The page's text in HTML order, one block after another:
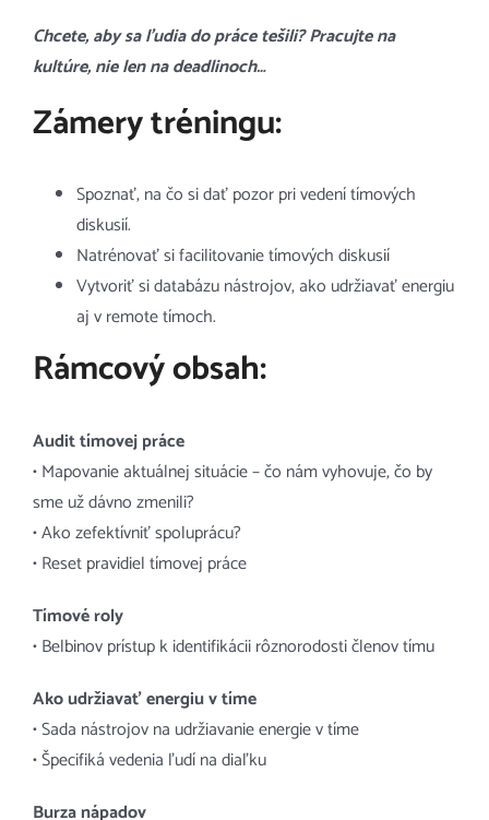
Chcete, aby sa ľudia do práce tešili? Pracujte na
kultúre, nie len na deadlinoch…
Zámery tréningu:
Spoznať, na čo si dať pozor pri vedení tímových
diskusií.
Natrénovať si facilitovanie tímových diskusií
Vytvoriť si databázu nástrojov, ako udržiavať energiu
aj v remote tímoch.
Rámcový obsah:
Audit tímovej práce
• Mapovanie aktuálnej situácie – čo nám vyhovuje, čo by
sme už dávno zmenili?
• Ako zefektívniť spoluprácu?
• Reset pravidiel tímovej práce
Tímové roly
• Belbinov prístup k identifikácii rôznorodosti členov tímu
Ako udržiavať energiu v tíme
• Sada nástrojov na udržiavanie energie v tíme
• Špecifiká vedenia ľudí na diaľku
Burza nápadov